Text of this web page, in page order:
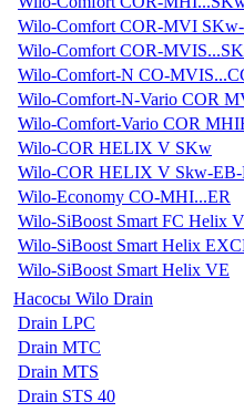
Wilo-Comfort COR-MVI
Wilo-Comfort COR-
Wilo-Comfort-N CO-
Wilo-Comfort-N-Vario COR
Wilo-Comfort-Vario COR
Wilo-COR HELIX V SKw
Wilo-COR HELIX V Skw-EB-
Wilo-Economy CO-MHI...ER
Wilo-SiBoost Smart FC Helix V
Wilo-SiBoost Smart Helix
Wilo-SiBoost Smart Helix VE
Насосы Wilo Drain
Drain LPC
Drain MTC
Drain MTS
Drain STS 40